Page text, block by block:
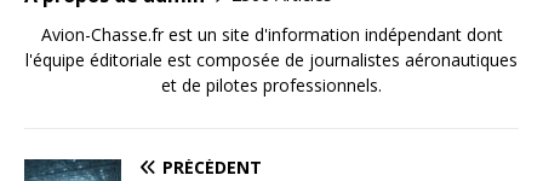
Avion-Chasse.fr est un site d'information indépendant dont
l'équipe éditoriale est composée de journalistes aéronautiques
et de pilotes professionnels.
PRÉCÉDENT